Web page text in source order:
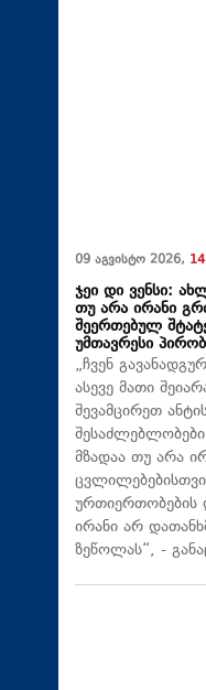
09 აგვისტო 2026,
ჯეი დი ვენსი:
თუ არა ირანი
შეერთებულ
უმთავრესი
„ჩვენ
ასევე მათი
შევამცირეთ
მზადაა თუ არა
ურთიერთობების
ირანი არ
ზეწოლას“, -